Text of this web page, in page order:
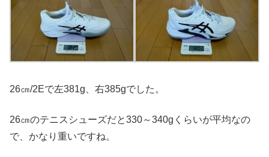
26㎝/2Eで左381g、右385gでした。
26㎝のテニスシューズだと330～340gくらいが平均なの
で、かなり重いですね。